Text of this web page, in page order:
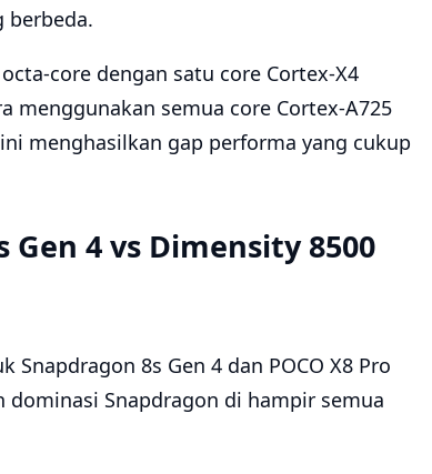
berbeda.
core dengan satu core Cortex-X4
menggunakan semua core Cortex-A725
menghasilkan gap performa yang cukup
4 vs Dimensity 8500
8s Gen 4 dan POCO X8 Pro
Snapdragon di hampir semua